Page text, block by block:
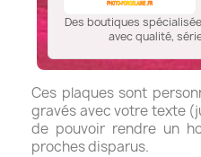
Des boutiques
avec qualité,
Ces plaques sont
gravés avec votre texte
de pouvoir rendre un
proches disparus.